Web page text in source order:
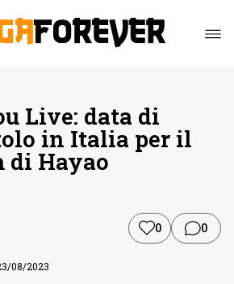
Live: data di
in Italia per il
di Hayao
0 0
08/2023